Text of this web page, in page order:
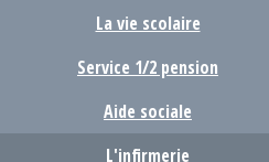
La vie scolaire
Service 1/2 pension
Aide sociale
L'infirmerie